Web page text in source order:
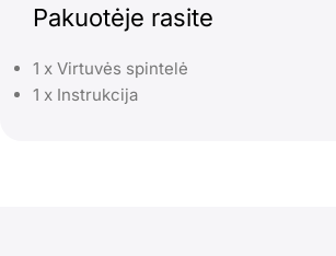
Pakuotėje rasite
1 x Virtuvės spintelė
1 x Instrukcija